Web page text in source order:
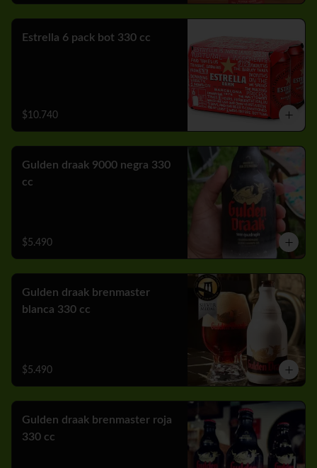
Estrella 6 pack bot 330 cc
$10.740
Gulden draak 9000 negra 330
cc
$5.490
Gulden draak brenmaster
blanca 330 cc
$5.490
Gulden draak brenmaster roja
330 cc